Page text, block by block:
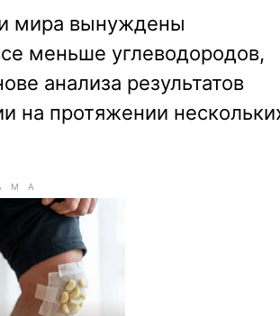
мира вынуждены
меньше углеводородов,
анализа результатов
на протяжении